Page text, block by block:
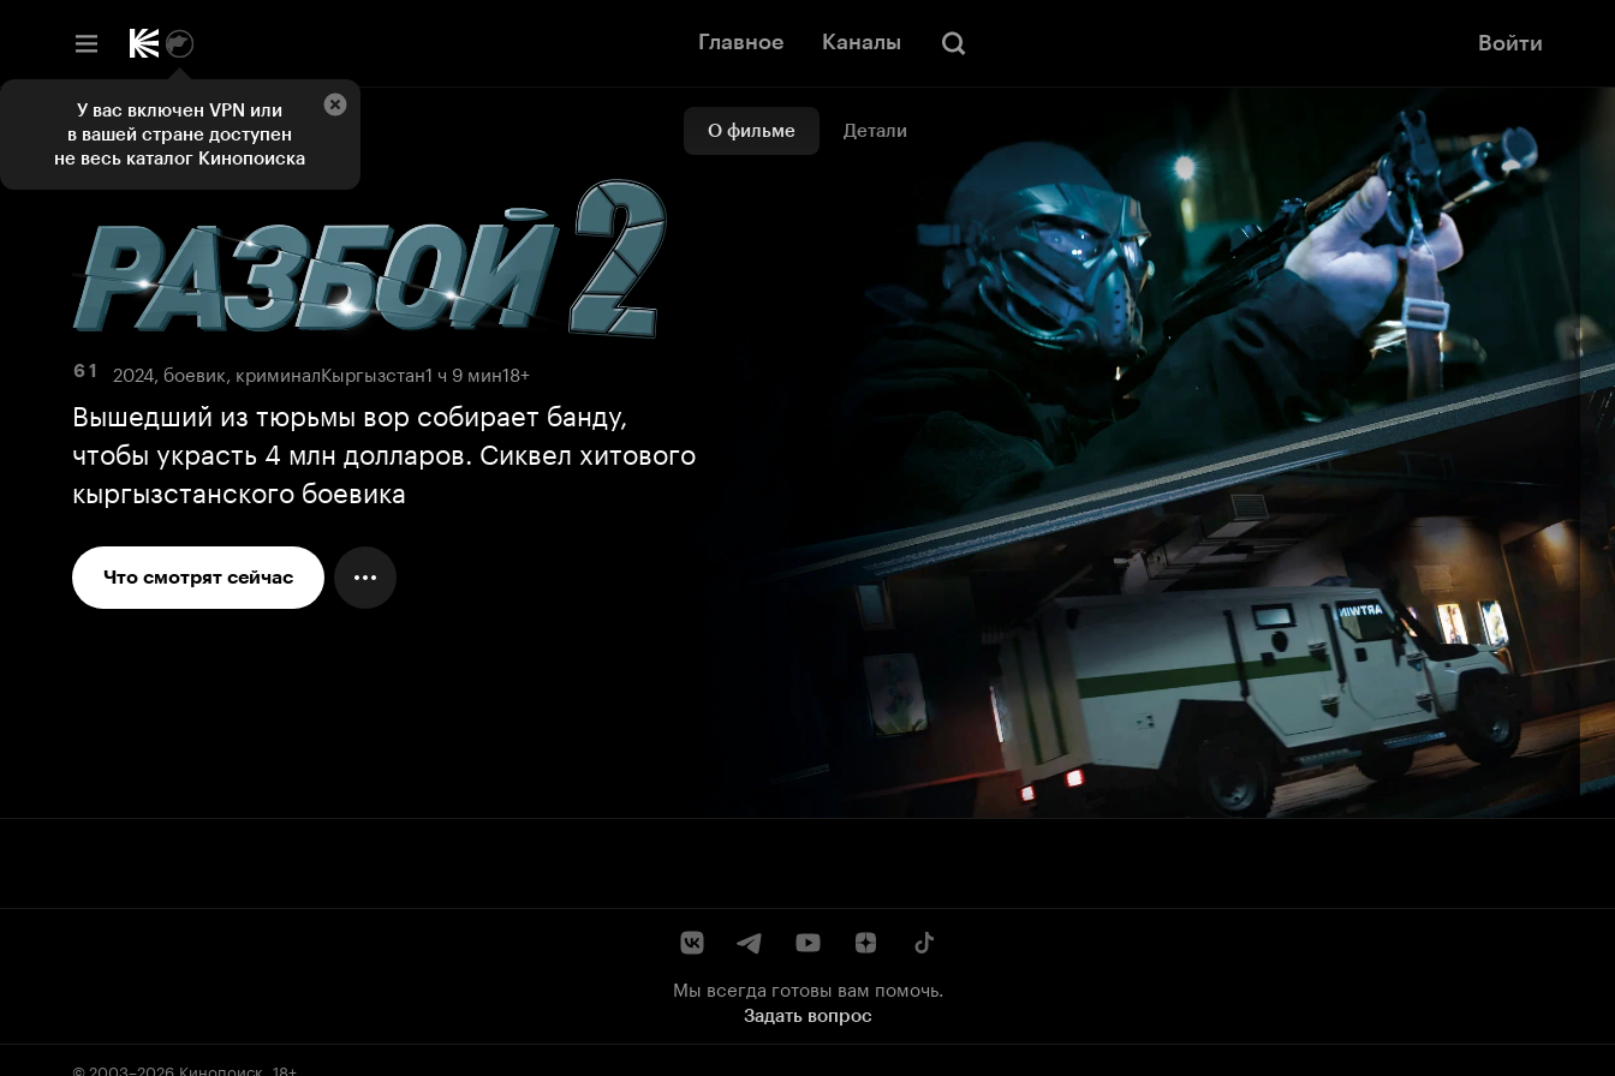
Главное Каналы Войти
О фильме Детали
6 1 2024, боевик, криминалКыргызстан1 ч 9 мин18+
Вышедший из тюрьмы вор собирает банду,
чтобы украсть 4 млн долларов. Сиквел хитового
кыргызстанского боевика
Что смотрят сейчас
Мы всегда готовы вам помочь.
Задать вопрос
© 2003–2026 Кинопоиск 18+
У вас включен VPN или
в вашей стране доступен
не весь каталог Кинопоиска